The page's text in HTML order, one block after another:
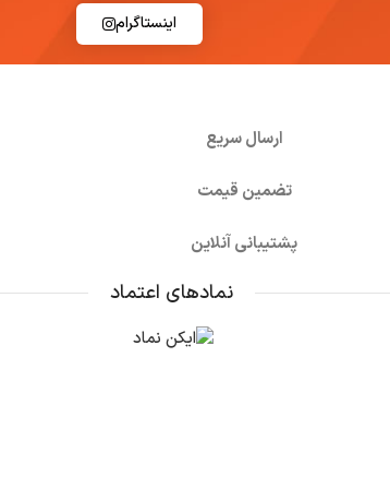
اینستاگرام
ارسال سریع
تضمین قیمت
پشتیبانی آنلاین
نمادهای اعتماد